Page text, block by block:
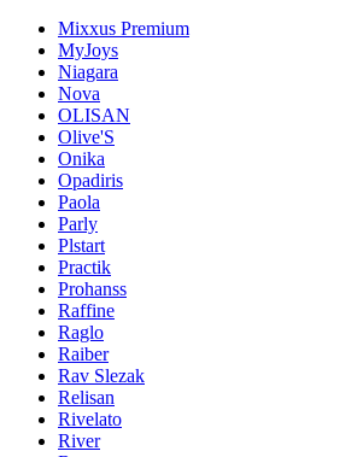
Mixxus Premium
MyJoys
Niagara
Nova
OLISAN
Olive'S
Onika
Opadiris
Paola
Parly
Plstart
Practik
Prohanss
Raffine
Raglo
Raiber
Rav Slezak
Relisan
Rivelato
River